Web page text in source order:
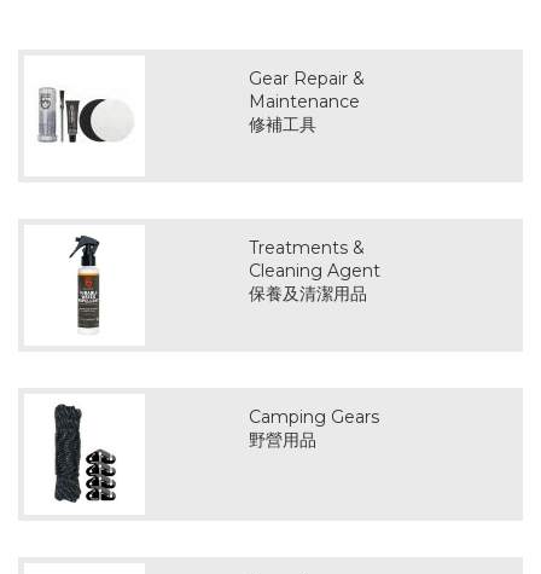
Gear Repair &
Maintenance
修補工具
Treatments &
Cleaning Agent
保養及清潔用品
Camping Gears
野營用品